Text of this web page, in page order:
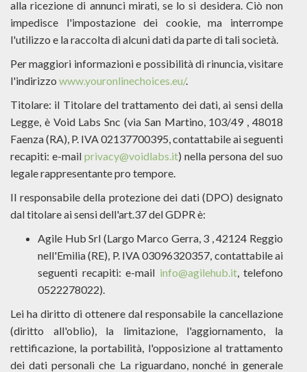
alla ricezione di annunci mirati, se lo si desidera. Ciò non
impedisce l'impostazione dei cookie, ma interrompe
l'utilizzo e la raccolta di alcuni dati da parte di tali società.
Per maggiori informazioni e possibilità di rinuncia, visitare
l'indirizzo www.youronlinechoices.eu/.
Titolare: il Titolare del trattamento dei dati, ai sensi della
Legge, è Void Labs Snc (via San Martino, 103/49 , 48018
Faenza (RA), P. IVA 02137700395, contattabile ai seguenti
recapiti: e-mail privacy@voidlabs.it) nella persona del suo
legale rappresentante pro tempore.
Il responsabile della protezione dei dati (DPO) designato
dal titolare ai sensi dell'art.37 del GDPR è:
Agile Hub Srl (Largo Marco Gerra, 3 , 42124 Reggio
nell'Emilia (RE), P. IVA 03096320357, contattabile ai
seguenti recapiti: e-mail info@agilehub.it, telefono
0522278022).
Lei ha diritto di ottenere dal responsabile la cancellazione
(diritto all'oblio), la limitazione, l'aggiornamento, la
rettificazione, la portabilità, l'opposizione al trattamento
dei dati personali che La riguardano, nonché in generale